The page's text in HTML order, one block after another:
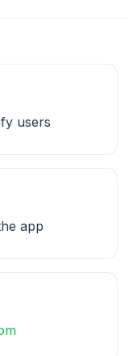
users
app